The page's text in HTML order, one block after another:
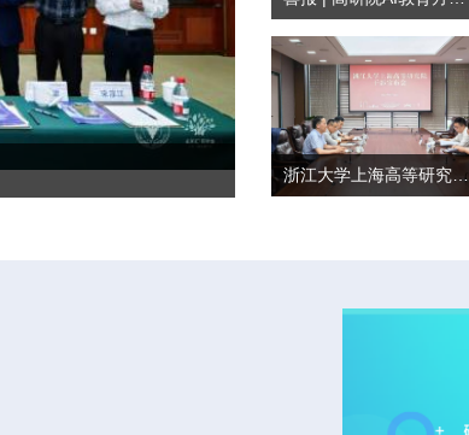
浙江大学上海高等研究院召开干部...